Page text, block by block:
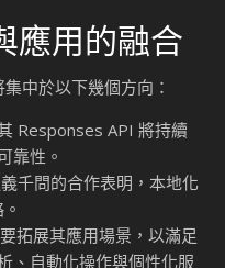
應用的融合
中於以下幾個方向：
Responses API 將持續
靠性。
千問的合作表明，本地化
拓展其應用場景，以滿足
、自動化操作與個性化服